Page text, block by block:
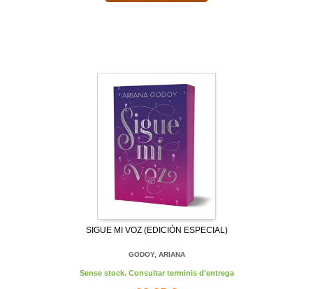
SIGUE MI VOZ (EDICIÓN ESPECIAL)
GODOY, ARIANA
Sense stock. Consultar terminis d'entrega